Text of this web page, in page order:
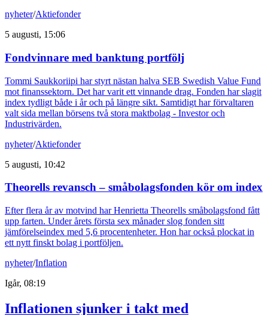
nyheter/Aktiefonder
5 augusti, 15:06
Fondvinnare med banktung portfölj
Tommi Saukkoriipi har styrt nästan halva SEB Swedish Value Fund
mot finanssektorn. Det har varit ett vinnande drag. Fonden har slagit
index tydligt både i år och på längre sikt. Samtidigt har förvaltaren
valt sida mellan börsens två stora maktbolag - Investor och
Industrivärden.
nyheter/Aktiefonder
5 augusti, 10:42
Theorells revansch – småbolagsfonden kör om index
Efter flera år av motvind har Henrietta Theorells småbolagsfond fått
upp farten. Under årets första sex månader slog fonden sitt
jämförelseindex med 5,6 procentenheter. Hon har också plockat in
ett nytt finskt bolag i portföljen.
nyheter/Inflation
Igår, 08:19
Inflationen sjunker i takt med